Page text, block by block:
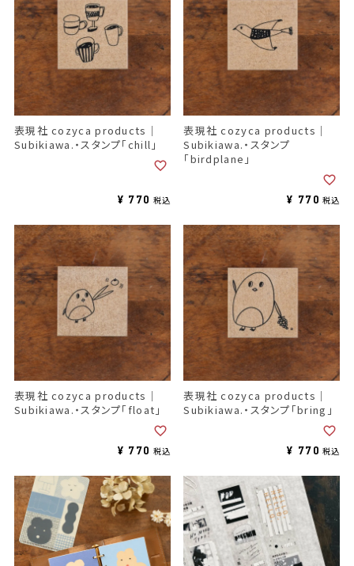
表現社 cozyca products｜
Subikiawa.・スタンプ「chill」
¥ 770 税込
表現社 cozyca products｜
Subikiawa.・スタンプ
「birdplane」
¥ 770 税込
表現社 cozyca products｜
Subikiawa.・スタンプ「float」
¥ 770 税込
表現社 cozyca products｜
Subikiawa.・スタンプ「bring」
¥ 770 税込